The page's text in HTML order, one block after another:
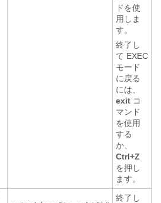
ドを使
用しま
す。
終了し
て EXEC
モード
に戻る
には、
exit コ
マンド
を使用
する
か、
Ctrl+Z
を押し
ます。
終了し